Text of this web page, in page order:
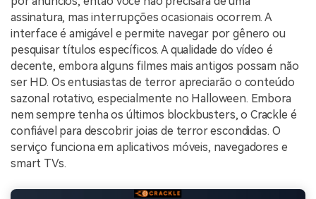
assinatura, mas interrupções ocasionais ocorrem. A
interface é amigável e permite navegar por gênero ou
pesquisar títulos específicos. A qualidade do vídeo é
decente, embora alguns filmes mais antigos possam não
ser HD. Os entusiastas de terror apreciarão o conteúdo
sazonal rotativo, especialmente no Halloween. Embora
nem sempre tenha os últimos blockbusters, o Crackle é
confiável para descobrir joias de terror escondidas. O
serviço funciona em aplicativos móveis, navegadores e
smart TVs.